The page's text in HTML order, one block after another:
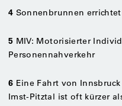
4 Sonnenbrunnen
5 MIV: Motorisierter
Personennahverkehr
6 Eine Fahrt von
Imst-Pitztal ist oft kürzer